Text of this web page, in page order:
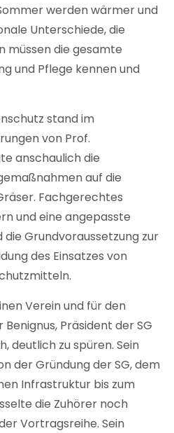
werden wärmer und
Unterschiede, die
müssen die gesamte
und Pflege kennen und
stand im
von Prof.
anschaulich die
auf die
Fachgerechtes
und eine angepasste
Grundvoraussetzung zur
des Einsatzes von
Verein und für den
Präsident der SG
deutlich zu spüren. Sein
der Gründung der SG, dem
Infrastruktur bis zum
die Zuhörer noch
Vortragsreihe. Sein